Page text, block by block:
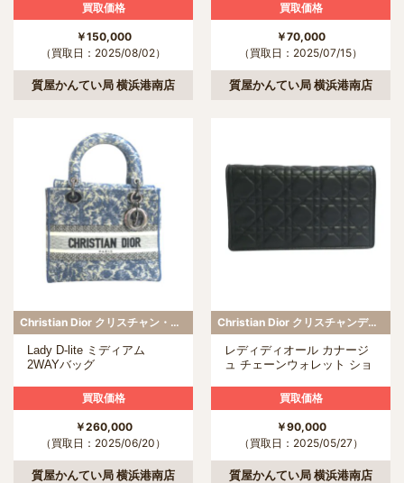
買取価格
￥150,000
（買取日：2025/08/02）
質屋かんてい局 横浜港南店
買取価格
￥70,000
（買取日：2025/07/15）
質屋かんてい局 横浜港南店
Christian Dior クリスチャン・ディオール
Lady D‐lite ミディアム
2WAYバッグ
買取価格
￥260,000
（買取日：2025/06/20）
質屋かんてい局 横浜港南店
Christian Dior クリスチャンディオール
レディディオール カナージ
ュ チェーンウォレット ショ
買取価格
￥90,000
（買取日：2025/05/27）
質屋かんてい局 横浜港南店